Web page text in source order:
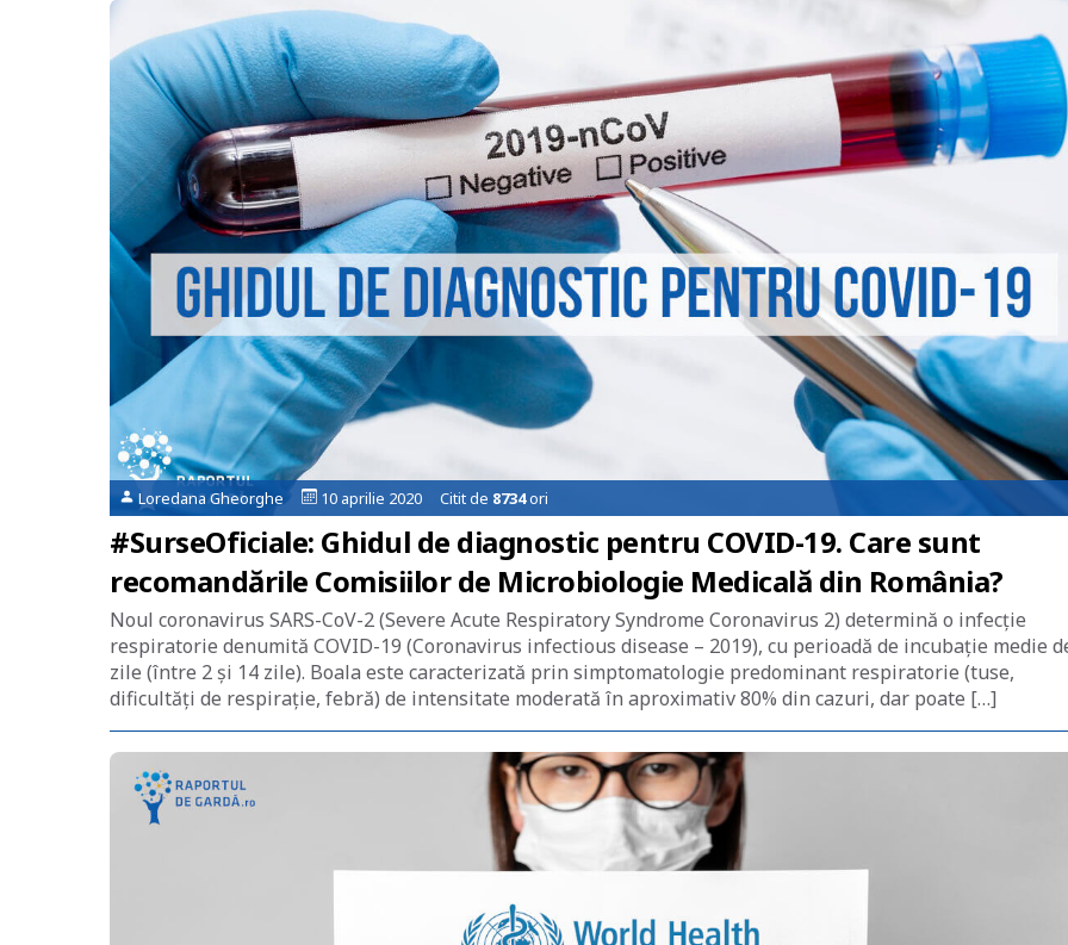
Loredana Gheorghe 10 aprilie 2020 Citit de 8734ori
#SurseOficiale: Ghidul de diagnostic pentru COVID-19. Care sunt
recomandările Comisiilor de Microbiologie Medicală din România?
Noul coronavirus SARS-CoV-2 (Severe Acute Respiratory Syndrome Coronavirus 2) determină o infecție
respiratorie denumită COVID-19 (Coronavirus infectious disease – 2019), cu perioadă de incubație medie
zile (între 2 și 14 zile). Boala este caracterizată prin simptomatologie predominant respiratorie (tuse,
dificultăți de respirație, febră) de intensitate moderată în aproximativ 80% din cazuri, dar poate […]